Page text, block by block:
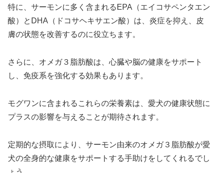
特に、サーモンに多く含まれるEPA（エイコサペンタエン
酸）とDHA（ドコサヘキサエン酸）は、炎症を抑え、皮
膚の状態を改善するのに役立ちます。
さらに、オメガ３脂肪酸は、心臓や脳の健康をサポート
し、免疫系を強化する効果もあります。
モグワンに含まれるこれらの栄養素は、愛犬の健康状態に
プラスの影響を与えることが期待されます。
定期的な摂取により、サーモン由来のオメガ３脂肪酸が愛
犬の全身的な健康をサポートする手助けをしてくれるでし